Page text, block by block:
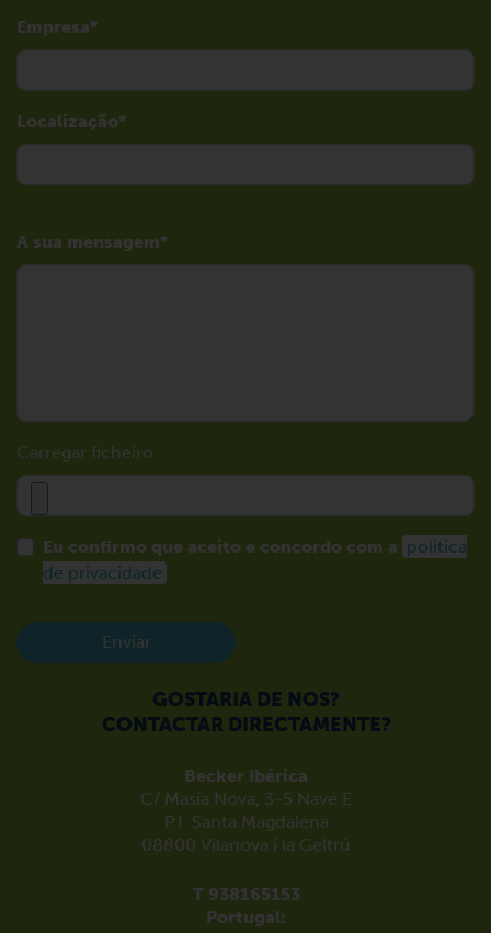
Empresa
Localização
A sua mensagem
Carregar ficheiro
Eu confirmo que aceito e concordo com a politica
de privacidade
Enviar
GOSTARIA DE NOS?
CONTACTAR DIRECTAMENTE?
Becker Ibérica
C/ Masía Nova, 3-5 Nave E
P.I. Santa Magdalena
08800 Vilanova i la Geltrú
T 938165153
Portugal: